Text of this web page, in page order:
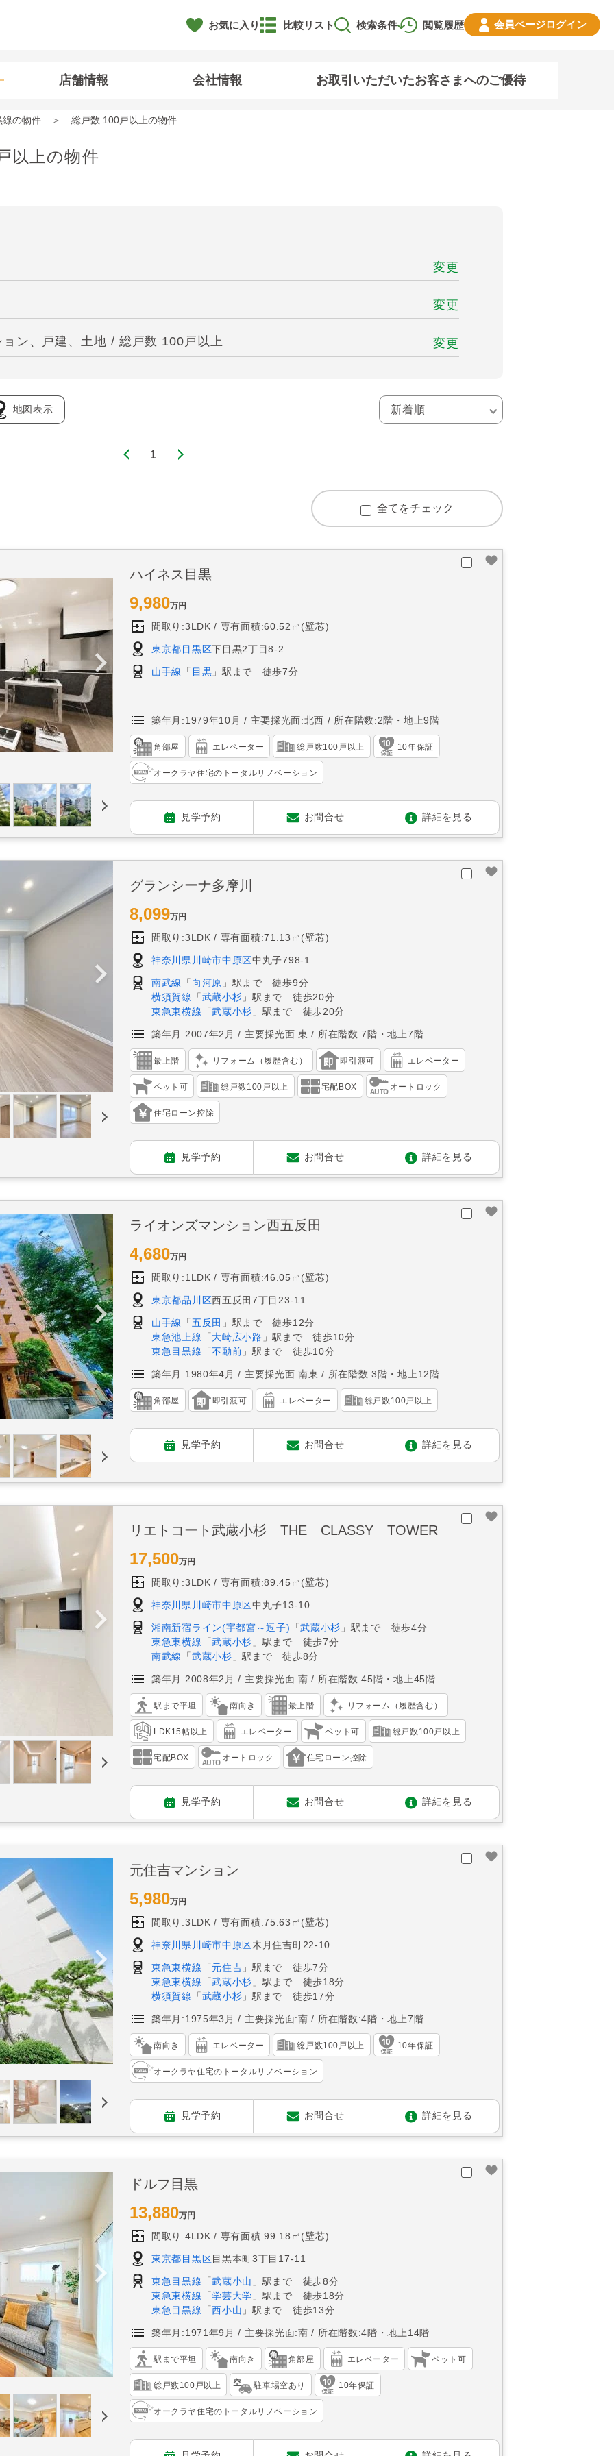
お気に入り 閲覧履歴
比較リスト 検索条件 会員ページログイン
店舗情報 会社情報 お取引いただいたお客さまへのご優待
線の物件 総戸数 100戸以上の物件
以上の物件
変更
変更
ン、戸建、土地 / 総戸数 100戸以上 変更
地図表示
1
全てをチェック
ハイネス目黒
9,980万円
間取り:3LDK 専有面積:60.52㎡(壁芯)
東京都目黒区下目黒2丁目8-2
山手線 「 目黒 」駅まで 徒歩7分
築年月:1979年10月 主要採光面:北西 所在階数:2階・地上9階
角部屋 エレベーター 総戸数100戸以上 10年保証
オークラヤ住宅のトータルリノベーション
見学予約 お問合せ 詳細を見る
グランシーナ多摩川
8,099万円
間取り:3LDK 専有面積:71.13㎡(壁芯)
神奈川県川崎市中原区中丸子798-1
南武線 「 向河原 」駅まで 徒歩9分
横須賀線
「 武蔵小杉 」駅まで 徒歩20分
東急東横線 「武蔵小杉 」駅まで 徒歩20分
築年月:2007年2月 主要採光面:東 所在階数:7階・地上7階
最上階 リフォーム（履歴含む） 即引渡可 エレベーター
ペット可 総戸数100戸以上 宅配BOX オートロック
住宅ローン控除
見学予約 お問合せ 詳細を見る
ライオンズマンション西五反田
4,680万円
間取り:1LDK 専有面積:46.05㎡(壁芯)
東京都品川区西五反田7丁目23-11
山手線 「 五反田 」駅まで 徒歩12分
東急池上線 「 大崎広小路 」駅まで 徒歩10分
東急目黒線 「不動前 」駅まで 徒歩10分
築年月:1980年4月 主要採光面:南東 所在階数:3階・地上12階
角部屋 即引渡可 エレベーター 総戸数100戸以上
見学予約 お問合せ 詳細を見る
リエトコート武蔵小杉 THE CLASSY TOWER
17,500万円
間取り:3LDK 専有面積:89.45㎡(壁芯)
神奈川県川崎市中原区中丸子13-10
湘南新宿ライン(宇都宮～逗子) 「武蔵小杉 」駅まで 徒歩4分
東急東横線 「武蔵小杉 」駅まで 徒歩7分
南武線
「 武蔵小杉 」駅まで 徒歩8分
築年月:2008年2月 主要採光面:南 所在階数:45階・地上45階
駅まで平坦 南向き 最上階 リフォーム（履歴含む）
LDK15帖以上 エレベーター ペット可 総戸数100戸以上
宅配BOX オートロック 住宅ローン控除
見学予約 お問合せ 詳細を見る
元住吉マンション
5,980万円
間取り:3LDK 専有面積:75.63㎡(壁芯)
神奈川県川崎市中原区木月住吉町22-10
東急東横線 「 元住吉 」駅まで 徒歩7分
東急東横線 「武蔵小杉 」駅まで 徒歩18分
横須賀線
「 武蔵小杉 」駅まで 徒歩17分
築年月:1975年3月 主要採光面:南 所在階数:4階・地上7階
南向き エレベーター 総戸数100戸以上 10年保証
オークラヤ住宅のトータルリノベーション
見学予約 お問合せ 詳細を見る
ドルフ目黒
13,880万円
間取り:4LDK 専有面積:99.18㎡(壁芯)
東京都目黒区目黒本町3丁目17-11
東急目黒線 「武蔵小山 」駅まで 徒歩8分
東急東横線 「学芸大学 」駅まで 徒歩18分
東急目黒線 「西小山 」駅まで 徒歩13分
築年月:1971年9月 主要採光面:南 所在階数:4階・地上14階
駅まで平坦 南向き 角部屋 エレベーター ペット可
総戸数100戸以上 駐車場空あり 10年保証
オークラヤ住宅のトータルリノベーション